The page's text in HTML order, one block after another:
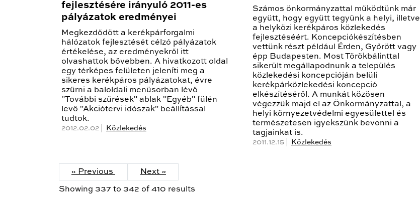
fejlesztésére irányuló 2011-es
pályázatok eredményei
Megkezdődött a kerékpárforgalmi
hálózatok fejlesztését célzó pályázatok
értékelése, az eredményekről itt
olvashattok bővebben. A hivatkozott oldal
egy térképes felületen jeleníti meg a
sikeres kerékpáros pályázatokat, évre
szűrni a baloldali menüsorban lévő
"További szűrések" ablak "Egyéb" fülén
levő "Akciótervi idószak" beállítással
tudtok.
2012.02.02 | Közlekedés
Számos önkormányzattal működtünk már
együtt, hogy együtt tegyünk a helyi, illetve
a helyközi kerékpáros közlekedés
fejlesztéséért. Koncepciókészítésben
vettünk részt például Érden, Győrött vagy
épp Budapesten. Most Törökbálinttal
sikerült megállapodnunk a település
közlekedési koncepcióján belüli
kerékpárközlekedési koncepció
elkészítéséről. A munkát közösen
végezzük majd el az Önkormányzattal, a
helyi környezetvédelmi egyesülettel és
természetesen igyekszünk bevonni a
tagjainkat is.
2011.12.15 | Közlekedés
« Previous Next »
Showing 337 to 342 of 410 results